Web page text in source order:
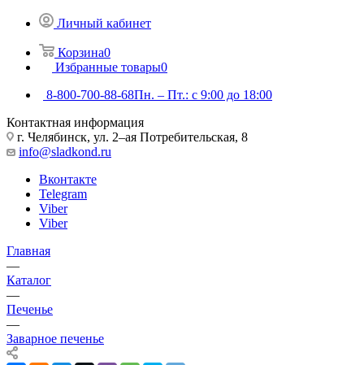
Личный кабинет
Корзина0
Избранные товары0
8-800-700-88-68Пн. – Пт.: с 9:00 до 18:00
Контактная информация
г. Челябинск, ул. 2–ая Потребительская, 8
info@sladkond.ru
Вконтакте
Telegram
Viber
Viber
Главная
—
Каталог
—
Печенье
—
Заварное печенье